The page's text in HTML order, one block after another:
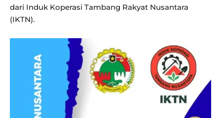
dari Induk Koperasi Tambang Rakyat Nusantara
(IKTN).